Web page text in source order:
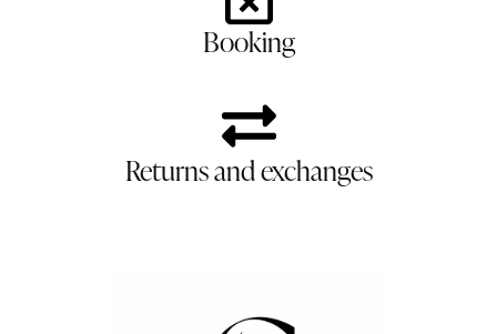
Booking
Returns and exchanges